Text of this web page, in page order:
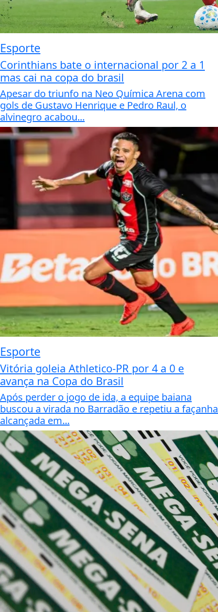
Esporte
Corinthians bate o internacional por 2 a 1
mas cai na copa do brasil
Apesar do triunfo na Neo Química Arena com
gols de Gustavo Henrique e Pedro Raul, o
alvinegro acabou...
Esporte
Vitória goleia Athletico-PR por 4 a 0 e
avança na Copa do Brasil
Após perder o jogo de ida, a equipe baiana
buscou a virada no Barradão e repetiu a façanha
alcançada em...